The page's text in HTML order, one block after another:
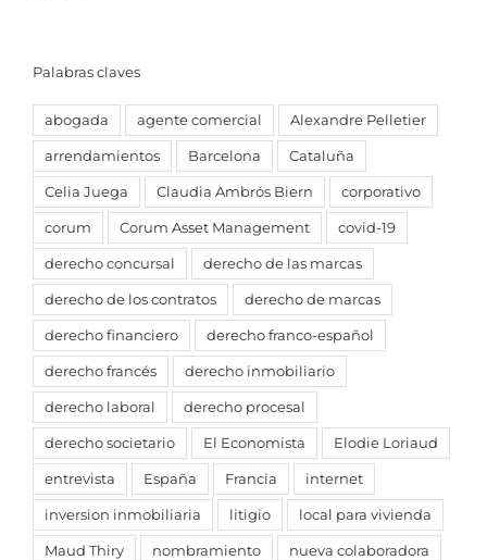
Palabras claves
abogada agente comercial Alexandre Pelletier
arrendamientos Barcelona Cataluña
Celia Juega Claudia Ambrós Biern corporativo
corum Corum Asset Management covid-19
derecho concursal derecho de las marcas
derecho de los contratos derecho de marcas
derecho financiero derecho franco-español
derecho francés derecho inmobiliario
derecho laboral derecho procesal
derecho societario El Economista Elodie Loriaud
entrevista España Francia internet
inversion inmobiliaria litigio local para vivienda
Maud Thiry nombramiento nueva colaboradora